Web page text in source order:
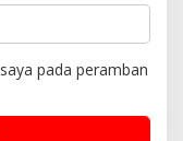
pada peramban